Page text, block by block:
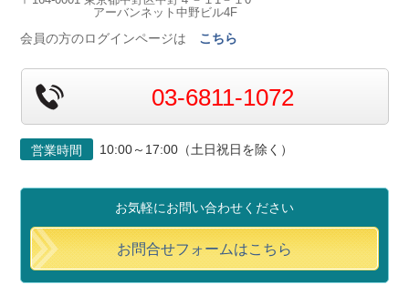
アーバンネット中野ビル4F
会員の方のログインページは こちら
03-6811-1072
営業時間 10:00～17:00（土日祝日を除く）
お気軽にお問い合わせください
お問合せフォームはこちら